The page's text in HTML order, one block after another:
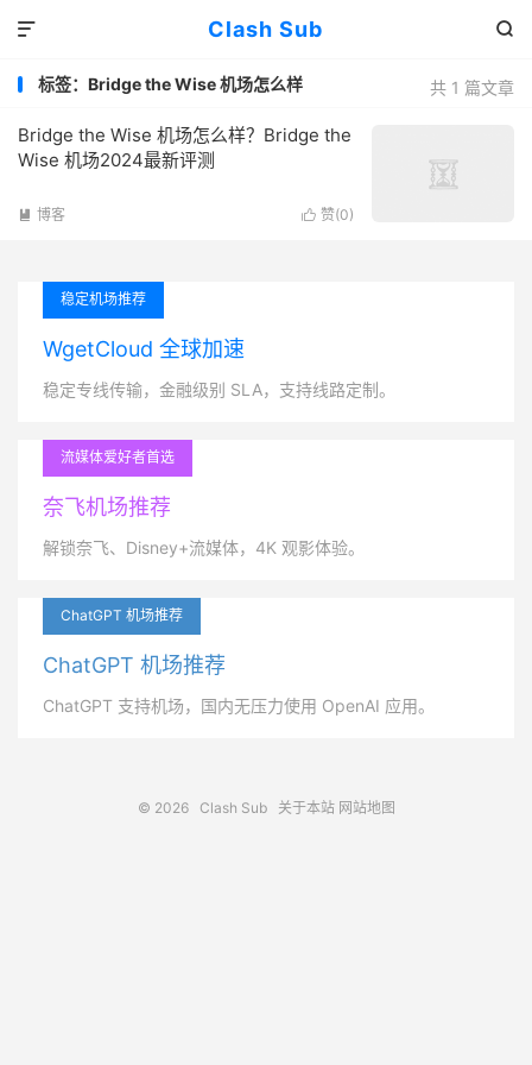
Clash Sub 

共 1 篇文章
标签：Bridge the Wise 机场怎么样
Bridge the Wise 机场怎么样？Bridge the
Wise 机场2024最新评测
 赞(0)
 博客
稳定机场推荐
WgetCloud 全球加速
稳定专线传输，金融级别 SLA，支持线路定制。
流媒体爱好者首选
奈飞机场推荐
解锁奈飞、Disney+流媒体，4K 观影体验。
ChatGPT 机场推荐
ChatGPT 机场推荐
ChatGPT 支持机场，国内无压力使用 OpenAI 应用。
© 2026 Clash Sub 关于本站 网站地图